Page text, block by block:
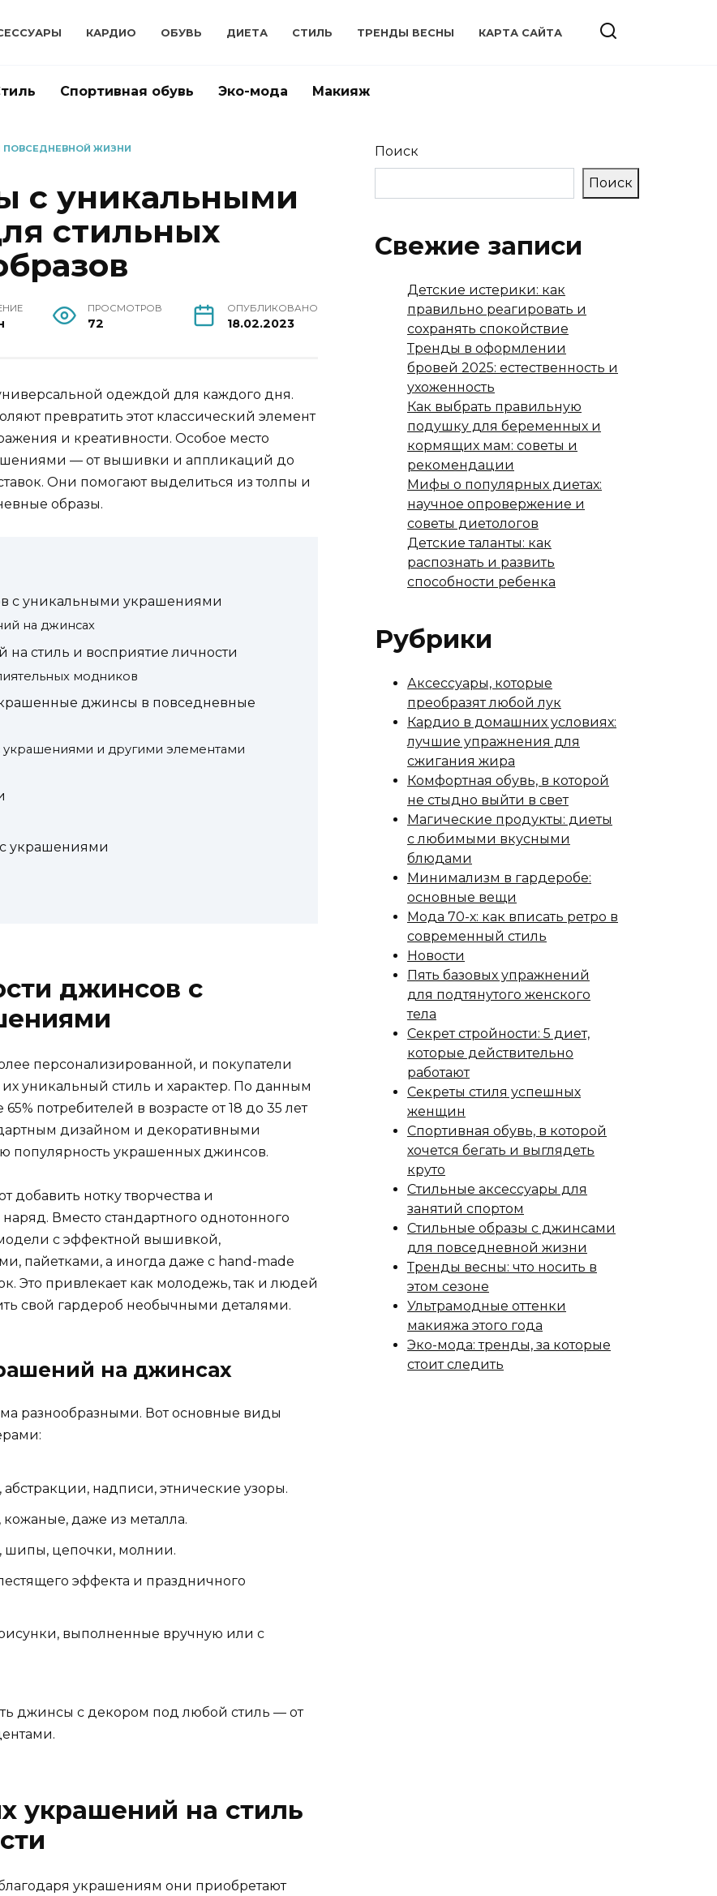
КАРДИО ОБУВЬ ДИЕТА СТИЛЬ ТРЕНДЫ ВЕСНЫ КАРТА САЙТА
Спортивная обувь Эко-мода Макияж
ЖИЗНИ
с уникальными
стильных
ПРОСМОТРОВ
72
ОПУБЛИКОВАНО
18.02.2023
одеждой для каждого дня.
превратить этот классический элемент
и креативности. Особое место
— от вышивки и аппликаций до
Они помогают выделиться из толпы и
образы.
с уникальными украшениями
на джинсах
стиль и восприятие личности
модников
джинсы в повседневные
украшениями и другими элементами
украшениями
джинсов с
персонализированной, и покупатели
уникальный стиль и характер. По данным
потребителей в возрасте от 18 до 35 лет
дизайном и декоративными
популярность украшенных джинсов.
нотку творчества и
Вместо стандартного однотонного
с эффектной вышивкой,
пайетками, а иногда даже с hand-made
Это привлекает как молодежь, так и людей
свой гардероб необычными деталями.
на джинсах
разнообразными. Вот основные виды
надписи, этнические узоры.
кожаные, даже из металла.
шипы, цепочки, молнии.
эффекта и праздничного
выполненные вручную или с
джинсы с декором под любой стиль — от
украшений на стиль
украшениям они приобретают
Поиск
Поиск
Свежие записи
Детские истерики: как
правильно реагировать и
сохранять спокойствие
Тренды в оформлении
бровей 2025: естественность и
ухоженность
Как выбрать правильную
подушку для беременных и
кормящих мам: советы и
рекомендации
Мифы о популярных диетах:
научное опровержение и
советы диетологов
Детские таланты: как
распознать и развить
способности ребенка
Рубрики
Аксессуары, которые
преобразят любой лук
Кардио в домашних условиях:
лучшие упражнения для
сжигания жира
Комфортная обувь, в которой
не стыдно выйти в свет
Магические продукты: диеты
с любимыми вкусными
блюдами
Минимализм в гардеробе:
основные вещи
Мода 70-х: как вписать ретро в
современный стиль
Новости
Пять базовых упражнений
для подтянутого женского
тела
Секрет стройности: 5 диет,
которые действительно
работают
Секреты стиля успешных
женщин
Спортивная обувь, в которой
хочется бегать и выглядеть
круто
Стильные аксессуары для
занятий спортом
Стильные образы с джинсами
для повседневной жизни
Тренды весны: что носить в
этом сезоне
Ультрамодные оттенки
макияжа этого года
Эко-мода: тренды, за которые
стоит следить